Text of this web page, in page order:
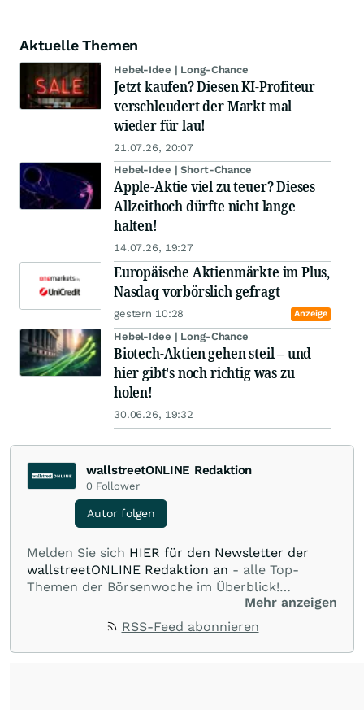
Aktuelle Themen
Hebel-Idee | Long-Chance
Jetzt kaufen? Diesen KI-Profiteur
verschleudert der Markt mal
wieder für lau!
21.07.26, 20:07
Hebel-Idee | Short-Chance
Apple-Aktie viel zu teuer? Dieses
Allzeithoch dürfte nicht lange
halten!
14.07.26, 19:27
Europäische Aktienmärkte im Plus,
Nasdaq vorbörslich gefragt
gestern 10:28 Anzeige
Hebel-Idee | Long-Chance
Biotech-Aktien gehen steil – und
hier gibt's noch richtig was zu
holen!
30.06.26, 19:32
wallstreetONLINE Redaktion
0 Follower
Autor folgen
Melden Sie sich HIER für den Newsletter der
wallstreetONLINE Redaktion an - alle Top-
Themen der Börsenwoche im Überblick!
Verpassen Sie kein wichtiges Anleger-Thema!Für
Beiträge auf diesem journalistischen Channel ist
Redaktion verantwortlich. Die Fachjournalisten
Mehr anzeigen
RSS-Feed abonnieren